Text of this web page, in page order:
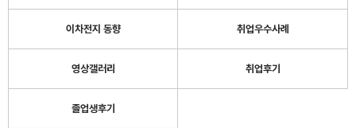
이차전지 동향 취업우수사례
영상갤러리 취업후기
졸업생후기